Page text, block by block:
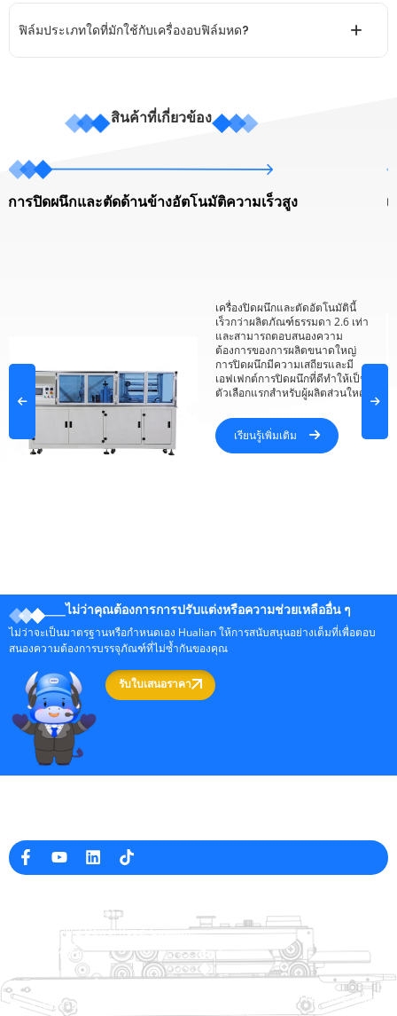
ฟิล์มประเภทใดที่มักใช้กับเครื่องอบฟิล์มหด?
สินค้าที่เกี่ยวข้อง
การปิดผนึกและตัดด้านข้างอัตโนมัติความเร็วสูง
เครื่องปิดผนึกและตัดอัตโนมัตินี้
เร็วกว่าผลิตภัณฑ์ธรรมดา 2.6 เท่า
และสามารถตอบสนองความ
ต้องการของการผลิตขนาดใหญ่
การปิดผนึกมีความเสถียรและมี
เอฟเฟกต์การปิดผนึกที่ดีทำให้เป็น
ตัวเลือกแรกสำหรับผู้ผลิตส่วนใหญ่
เรียนรู้เพิ่มเติม
ไม่ว่าคุณต้องการการปรับแต่งหรือความช่วยเหลืออื่น ๆ
ไม่ว่าจะเป็นมาตรฐานหรือกำหนดเอง Hualian ให้การสนับสนุนอย่างเต็มที่เพื่อตอบ
สนองความต้องการบรรจุภัณฑ์ที่ไม่ซ้ำกันของคุณ
รับใบเสนอราคา
ลิงค์ช่วยเหลือ
สินค้า
สารละลาย
สินค้า
เครื่องบรรจุหีบห่อ Thermoforming
+8613738733841
หมายเลข 2 Dawei Road, Gaoxiang
เขตอุตสาหกรรม, Wenzhou, Zhejiang, China